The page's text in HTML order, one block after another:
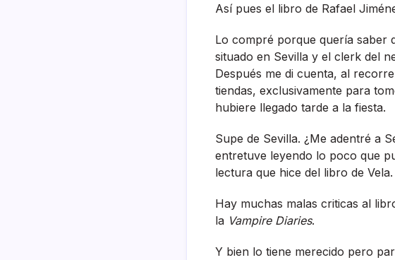
Así­ pues el libro de Rafael
Lo compré porque querí­a saber
situado en Sevilla y el clerk del
Después me di cuenta, al
tiendas, exclusivamente para
hubiere llegado tarde a la fiesta.
Supe de Sevilla. ¿Me adentré a
entretuve leyendo lo poco que
lectura que hice del libro de Vela.
Hay muchas malas criticas al
la Vampire Diaries.
Y bien lo tiene merecido pero